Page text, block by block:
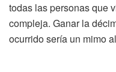
todas las personas que
compleja. Ganar la
ocurrido sería un mimo